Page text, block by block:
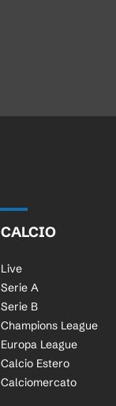
CALCIO
Live
Serie A
Serie B
Champions League
Europa League
Calcio Estero
Calciomercato